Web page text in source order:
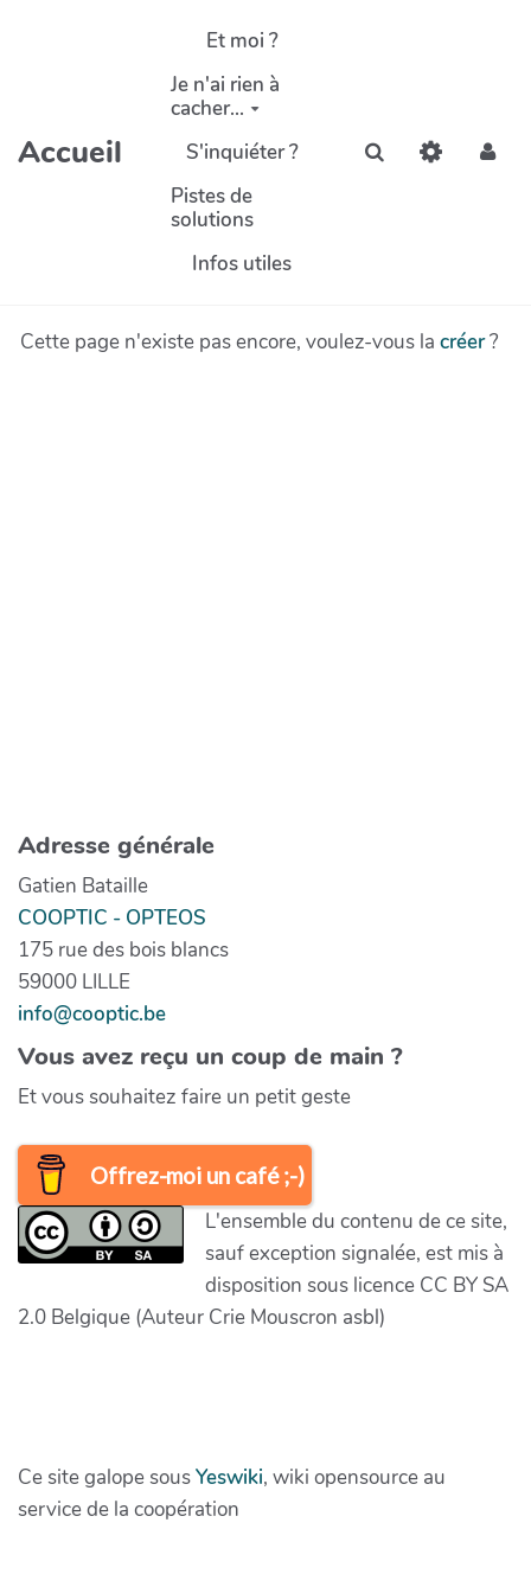
Aller au contenu principal
Accueil
Et moi ?
Je n'ai rien à
cacher...
S'inquiéter ?
Pistes de
solutions
Infos utiles
Rechercher
Cette page n'existe pas encore, voulez-vous la créer?
Adresse générale
Gatien Bataille
COOPTIC - OPTEOS
175 rue des bois blancs
59000 LILLE
info@cooptic.be
Vous avez reçu un coup de main ?
Et vous souhaitez faire un petit geste
Offrez-moi un café ;-)
L'ensemble du contenu de ce site,
sauf exception signalée, est mis à
disposition sous licence CC BY SA
2.0 Belgique (Auteur Crie Mouscron asbl)
Ce site galope sousYeswiki, wiki opensource au
service de la coopération